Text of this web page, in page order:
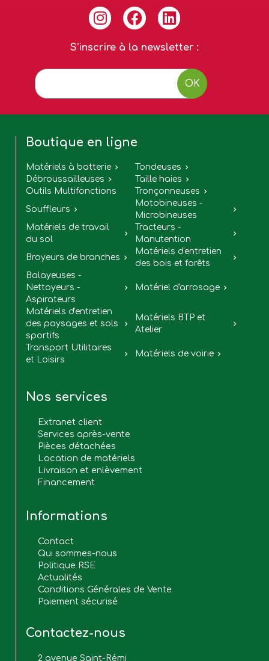
S'inscrire à la newsletter :
OK
Boutique en ligne
Matériels à batterie  Tondeuses 
Débroussailleuses  Taille haies 
Outils Multifonctions Tronçonneuses 
Souffleurs 
Motobineuses -
Microbineuses

Matériels de travail
du sol

Tracteurs -
Manutention

Broyeurs de branches 
Matériels d'entretien
des bois et forêts

Balayeuses -
Nettoyeurs -
Aspirateurs
 Matériel d'arrosage 
Matériels d'entretien
des paysages et sols
sportifs

Matériels BTP et
Atelier

Transport Utilitaires
et Loisirs
 Matériels de voirie 
Nos services
Extranet client
Services après-vente
Pièces détachées
Location de matériels
Livraison et enlèvement
Financement
Informations
Contact
Qui sommes-nous
Politique RSE
Actualités
Conditions Générales de Vente
Paiement sécurisé
Contactez-nous
2 avenue Saint-Rémi